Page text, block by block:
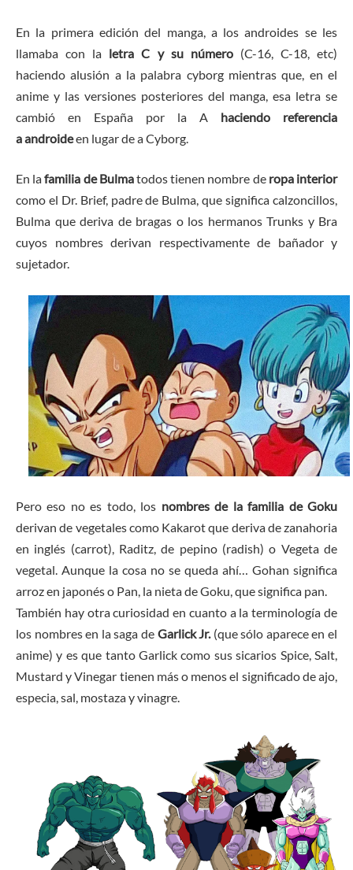
En la primera edición del manga, a los androides se les
llamaba con la letra C y su número(C-16, C-18, etc)
haciendo alusión a la palabra cyborg mientras que, en el
anime y las versiones posteriores del manga, esa letra se
cambió en España por la A haciendo referencia
a androideen lugar de a Cyborg.
En lafamilia de Bulmatodos tienen nombre de ropa interior
como el Dr. Brief, padre de Bulma, que significa calzoncillos,
Bulma que deriva de bragas o los hermanos Trunks y Bra
cuyos nombres derivan respectivamente de bañador y
sujetador.
Pero eso no es todo, los nombres de la familia de Goku
derivan de vegetales como Kakarot que deriva de zanahoria
en inglés (carrot), Raditz, de pepino (radish) o Vegeta de
vegetal. Aunque la cosa no se queda ahí… Gohan significa
arroz en japonés o Pan, la nieta de Goku, que significa pan.
También hay otra curiosidad en cuanto a la terminología de
los nombres en la saga de Garlick Jr.(que sólo aparece en el
anime) y es que tanto Garlick como sus sicarios Spice, Salt,
Mustard y Vinegar tienen más o menos el significado de ajo,
especia, sal, mostaza y vinagre.